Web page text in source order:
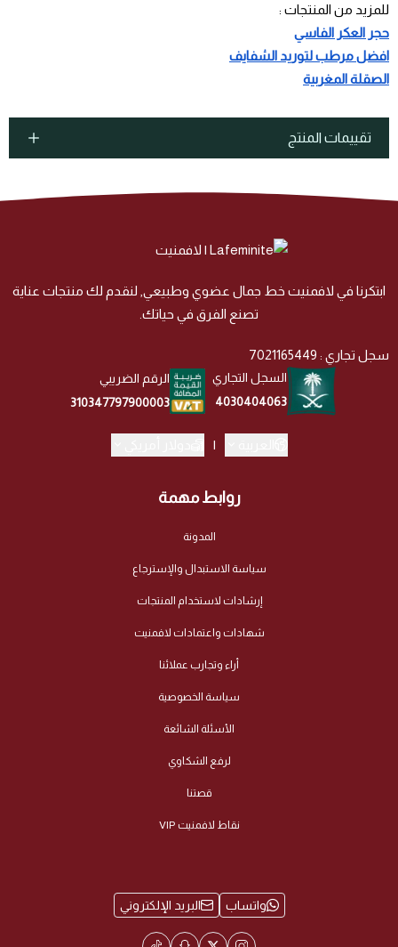
للمزيد من المنتجات :
حجر العكر الفاسي
افضل مرطب لتوريد الشفايف
الصقلة المغربية
تقييمات المنتج
روابط مهمة
المدونة
سياسة الاستبدال والإسترجاع
إرشادات لاستخدام المنتجات
شهادات واعتمادات لافمنيت
أراء وتجارب عملائنا
سياسة الخصوصية
الأسئلة الشائعة
لرفع الشكاوي
قصتنا
نقاط لافمنيت VIP
ابتكرنا في لافمنيت خط جمال عضوي وطبيعي, لنقدم لك منتجات عناية
تصنع الفرق في حياتك.
سجل تجاري : 7021165449
السجل التجاري
4030404063
الرقم الضريبي
310347797900003
|
واتساب البريد الإلكتروني